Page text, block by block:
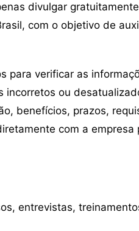
divulgar
com o objetivo de
para verificar as
incorretos ou
benefícios, prazos,
com a empresa
entrevistas,